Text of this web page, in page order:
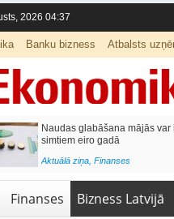
2026 04:37
Banku bizness Atbalsts
Naudas glabāšana mājās var
simtiem eiro gadā
Aktuālā ziņa, Finanses
Finanses Bizness Latvijā